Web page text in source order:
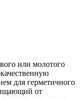
или молотого
для герметичного
от